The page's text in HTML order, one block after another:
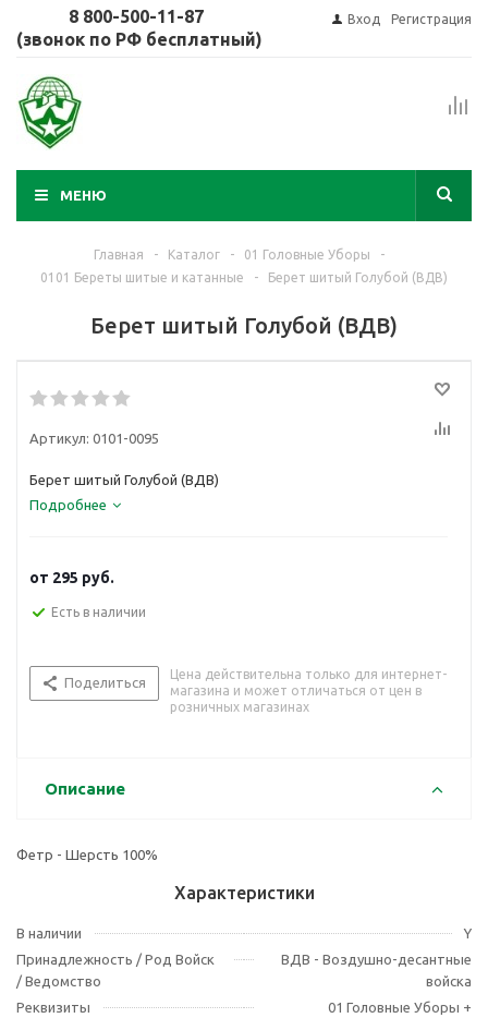
8 800-500-11-87
(звонок по РФ бесплатный)
Вход Регистрация
МЕНЮ
Главная - Каталог - 01 Головные Уборы
-
0101 Береты шитые и катанные
- Берет шитый Голубой (ВДВ)
Берет шитый Голубой (ВДВ)
Артикул: 0101-0095
Берет шитый Голубой (ВДВ)
Подробнее
от 295 руб.
Есть в наличии
Поделиться
Цена действительна только для интернет-
магазина и может отличаться от цен в
розничных магазинах
Описание
Фетр - Шерсть 100%
Характеристики
В наличии
Y
Принадлежность / Род Войск
/ Ведомство
ВДВ - Воздушно-десантные
войска
Реквизиты
01 Головные Уборы +